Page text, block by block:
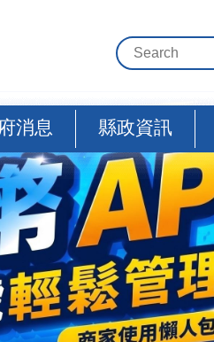
消息 縣政資訊